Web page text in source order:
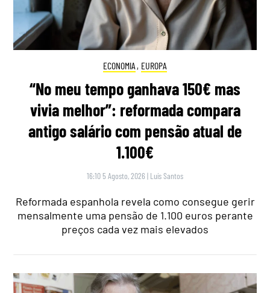
ECONOMIA , EUROPA
“No meu tempo ganhava 150€ mas
vivia melhor”: reformada compara
antigo salário com pensão atual de
1.100€
16:10 5 Agosto, 2026 | Luís Santos
Reformada espanhola revela como consegue gerir
mensalmente uma pensão de 1.100 euros perante
preços cada vez mais elevados